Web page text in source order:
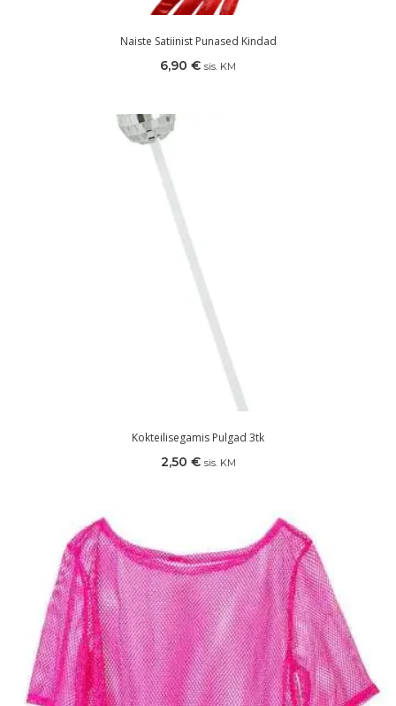
Naiste Satiinist Punased Kindad
6,90 € sis. KM
Kokteilisegamis Pulgad 3tk
2,50 € sis. KM